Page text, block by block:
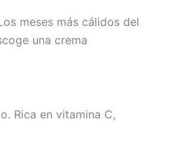
meses más cálidos del
una crema
Rica en vitamina C,